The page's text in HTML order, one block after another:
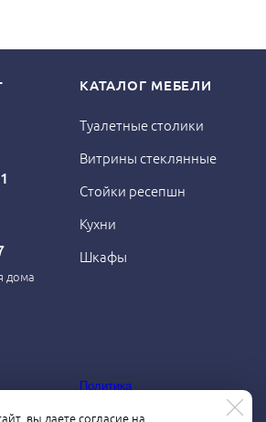
дома
КАТАЛОГ МЕБЕЛИ
Туалетные столики
Витрины стеклянные
Стойки ресепшн
Кухни
Шкафы
Политика
вы даете согласие на